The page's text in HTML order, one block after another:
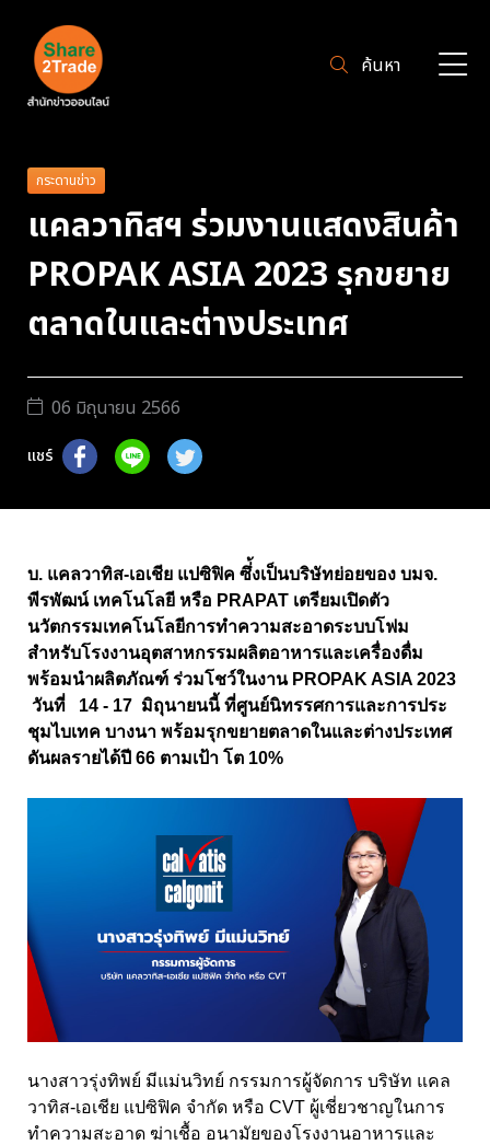
ค้นหา
กระดานข่าว
แคลวาทิสฯ ร่วมงานแสดงสินค้า
PROPAK ASIA 2023 รุกขยาย
ตลาดในและต่างประเทศ
06 มิถุนายน 2566
แชร์
บ. แคลวาทิส-เอเชีย แปซิฟิค ซึ่้งเป็นบริษัทย่อยของ บมจ.
พีรพัฒน์ เทคโนโลยี หรือ PRAPAT เตรียมเปิดตัว
นวัตกรรมเทคโนโลยีการทำความสะอาดระบบโฟม
สำหรับโรงงานอุตสาหกรรมผลิตอาหารและเครื่องดื่ม
พร้อมนำผลิตภัณฑ์ ร่วมโชว์ในงาน PROPAK ASIA 2023
วันที่ 14 - 17 มิถุนายนนี้ ที่ศูนย์นิทรรศการและการประ
ชุมไบเทค บางนา พร้อมรุกขยายตลาดในและต่างประเทศ
ดันผลรายได้ปี 66 ตามเป้า โต 10%
นางสาวรุ่งทิพย์ มีแม่นวิทย์ กรรมการผู้จัดการ บริษัท แคล
วาทิส-เอเชีย แปซิฟิค จำกัด หรือ CVT ผู้เชี่ยวชาญในการ
ทำความสะอาด ฆ่าเชื้อ อนามัยของโรงงานอาหารและ